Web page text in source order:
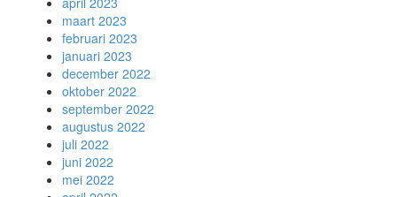
maart 2023
februari 2023
januari 2023
december 2022
oktober 2022
september 2022
augustus 2022
juli 2022
juni 2022
mei 2022